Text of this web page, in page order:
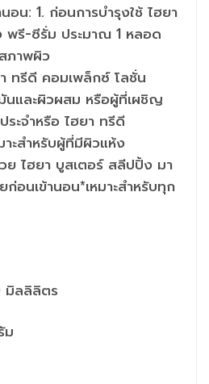
อน: 1. ก่อนการบำรุงใช้ ไฮยา
พรี-ซีรั่ม ประมาณ 1 หลอด
ภาพผิว
ทรีดี คอมเพล็กซ์ โลชั่น
นและผิวผสม หรือผู้ที่เผชิญ
ระจำหรือ ไฮยา ทรีดี
ะสำหรับผู้ที่มีผิวแห้ง
ย ไฮยา บูสเตอร์ สลีปปิ้ง มา
อนเข้านอน*เหมาะสำหรับทุก
มิลลิลิตร
ม